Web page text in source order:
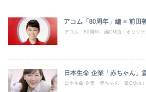
アコム「80周年」編 × 前田
アコム「80周年」編CM曲：オリジ
日本生命 企業「赤ちゃん」
日本生命 企業「赤ちゃん」篇CM曲